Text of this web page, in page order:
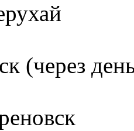
(через